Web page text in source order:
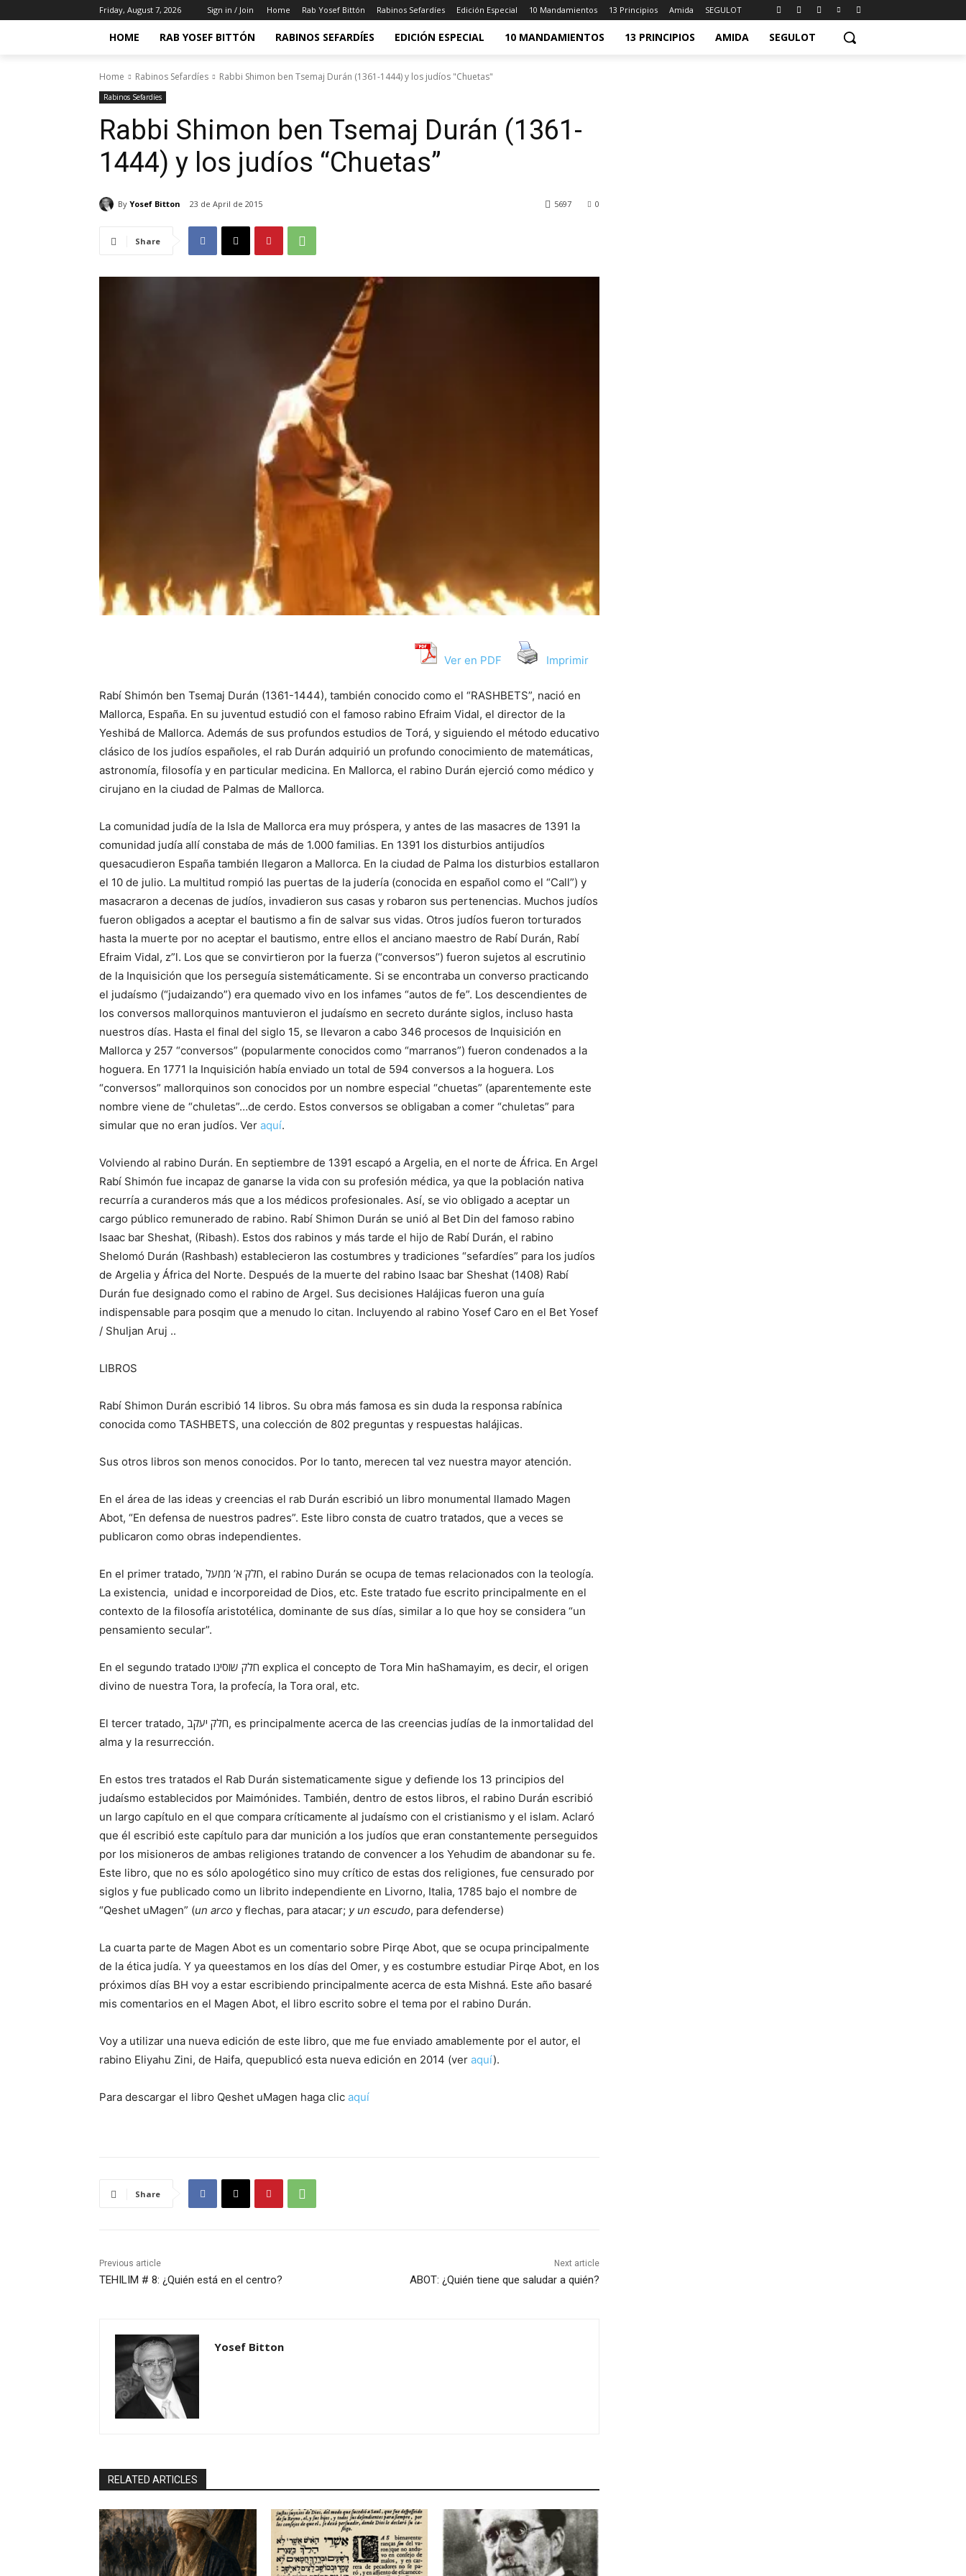
Friday, August 7, 2026 Sign in / Join Home Rab Yosef Bittón Rabinos Sefardíes Edición Especial 10 Mandamientos 13 Principios Amida SEGULOT
HOME RAB YOSEF BITTÓN RABINOS SEFARDÍES EDICIÓN ESPECIAL 10 MANDAMIENTOS 13 PRINCIPIOS AMIDA SEGULOT
Home Rabinos Sefardíes Rabbi Shimon ben Tsemaj Durán (1361-1444) y los judíos "Chuetas"
Rabinos Sefardíes
Rabbi Shimon ben Tsemaj Durán (1361-
1444) y los judíos “Chuetas”
By Yosef Bitton 23 de April de 2015 0
5697
Share
Ver en PDF Imprimir
Rabí Shimón ben Tsemaj Durán (1361-1444), también conocido como el “RASHBETS”, nació en
Mallorca, España. En su juventud estudió con el famoso rabino Efraim Vidal, el director de la
Yeshibá de Mallorca. Además de sus profundos estudios de Torá, y siguiendo el método educativo
clásico de los judíos españoles, el rab Durán adquirió un profundo conocimiento de matemáticas,
astronomía, filosofía y en particular medicina. En Mallorca, el rabino Durán ejerció como médico y
cirujano en la ciudad de Palmas de Mallorca.
La comunidad judía de la Isla de Mallorca era muy próspera, y antes de las masacres de 1391 la
comunidad judía allí constaba de más de 1.000 familias. En 1391 los disturbios antijudíos
quesacudieron España también llegaron a Mallorca. En la ciudad de Palma los disturbios estallaron
el 10 de julio. La multitud rompió las puertas de la judería (conocida en español como el “Call”) y
masacraron a decenas de judíos, invadieron sus casas y robaron sus pertenencias. Muchos judíos
fueron obligados a aceptar el bautismo a fin de salvar sus vidas. Otros judíos fueron torturados
hasta la muerte por no aceptar el bautismo, entre ellos el anciano maestro de Rabí Durán, Rabí
Efraim Vidal, z”l. Los que se convirtieron por la fuerza (“conversos”) fueron sujetos al escrutinio
de la Inquisición que los perseguía sistemáticamente. Si se encontraba un converso practicando
el judaísmo (“judaizando”) era quemado vivo en los infames “autos de fe”. Los descendientes de
los conversos mallorquinos mantuvieron el judaísmo en secreto duránte siglos, incluso hasta
nuestros días. Hasta el final del siglo 15, se llevaron a cabo 346 procesos de Inquisición en
Mallorca y 257 “conversos” (popularmente conocidos como “marranos”) fueron condenados a la
hoguera. En 1771 la Inquisición había enviado un total de 594 conversos a la hoguera. Los
“conversos” mallorquinos son conocidos por un nombre especial “chuetas” (aparentemente este
nombre viene de “chuletas”…de cerdo. Estos conversos se obligaban a comer “chuletas” para
simular que no eran judíos. Ver aquí.
Volviendo al rabino Durán. En septiembre de 1391 escapó a Argelia, en el norte de África. En Argel
Rabí Shimón fue incapaz de ganarse la vida con su profesión médica, ya que la población nativa
recurría a curanderos más que a los médicos profesionales. Así, se vio obligado a aceptar un
cargo público remunerado de rabino. Rabí Shimon Durán se unió al Bet Din del famoso rabino
Isaac bar Sheshat, (Ribash). Estos dos rabinos y más tarde el hijo de Rabí Durán, el rabino
Shelomó Durán (Rashbash) establecieron las costumbres y tradiciones “sefardíes” para los judíos
de Argelia y África del Norte. Después de la muerte del rabino Isaac bar Sheshat (1408) Rabí
Durán fue designado como el rabino de Argel. Sus decisiones Halájicas fueron una guía
indispensable para posqim que a menudo lo citan. Incluyendo al rabino Yosef Caro en el Bet Yosef
/ Shuljan Aruj ..
LIBROS
Rabí Shimon Durán escribió 14 libros. Su obra más famosa es sin duda la responsa rabínica
conocida como TASHBETS, una colección de 802 preguntas y respuestas halájicas.
Sus otros libros son menos conocidos. Por lo tanto, merecen tal vez nuestra mayor atención.
En el área de las ideas y creencias el rab Durán escribió un libro monumental llamado Magen
Abot, “En defensa de nuestros padres”. Este libro consta de cuatro tratados, que a veces se
publicaron como obras independientes.
En el primer tratado, חלק א’ ממעל, el rabino Durán se ocupa de temas relacionados con la teología.
La existencia, unidad e incorporeidad de Dios, etc. Este tratado fue escrito principalmente en el
contexto de la filosofía aristotélica, dominante de sus días, similar a lo que hoy se considera “un
pensamiento secular”.
En el segundo tratado חלק שוסינו explica el concepto de Tora Min haShamayim, es decir, el origen
divino de nuestra Tora, la profecía, la Tora oral, etc.
El tercer tratado, חלק יעקב, es principalmente acerca de las creencias judías de la inmortalidad del
alma y la resurrección.
En estos tres tratados el Rab Durán sistematicamente sigue y defiende los 13 principios del
judaísmo establecidos por Maimónides. También, dentro de estos libros, el rabino Durán escribió
un largo capítulo en el que compara críticamente al judaísmo con el cristianismo y el islam. Aclaró
que él escribió este capítulo para dar munición a los judíos que eran constantemente perseguidos
por los misioneros de ambas religiones tratando de convencer a los Yehudim de abandonar su fe.
Este libro, que no es sólo apologético sino muy crítico de estas dos religiones, fue censurado por
siglos y fue publicado como un librito independiente en Livorno, Italia, 1785 bajo el nombre de
“Qeshet uMagen” (un arco y flechas, para atacar; y un escudo, para defenderse)
La cuarta parte de Magen Abot es un comentario sobre Pirqe Abot, que se ocupa principalmente
de la ética judía. Y ya queestamos en los días del Omer, y es costumbre estudiar Pirqe Abot, en los
próximos días BH voy a estar escribiendo principalmente acerca de esta Mishná. Este año basaré
mis comentarios en el Magen Abot, el libro escrito sobre el tema por el rabino Durán.
Voy a utilizar una nueva edición de este libro, que me fue enviado amablemente por el autor, el
rabino Eliyahu Zini, de Haifa, quepublicó esta nueva edición en 2014 (ver aquí).
Para descargar el libro Qeshet uMagen haga clic aquí
Share
Previous article
TEHILIM # 8: ¿Quién está en el centro?
Next article
ABOT: ¿Quién tiene que saludar a quién?
Yosef Bitton
RELATED ARTICLES